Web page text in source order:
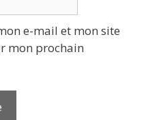
e-mail et mon site
mon prochain